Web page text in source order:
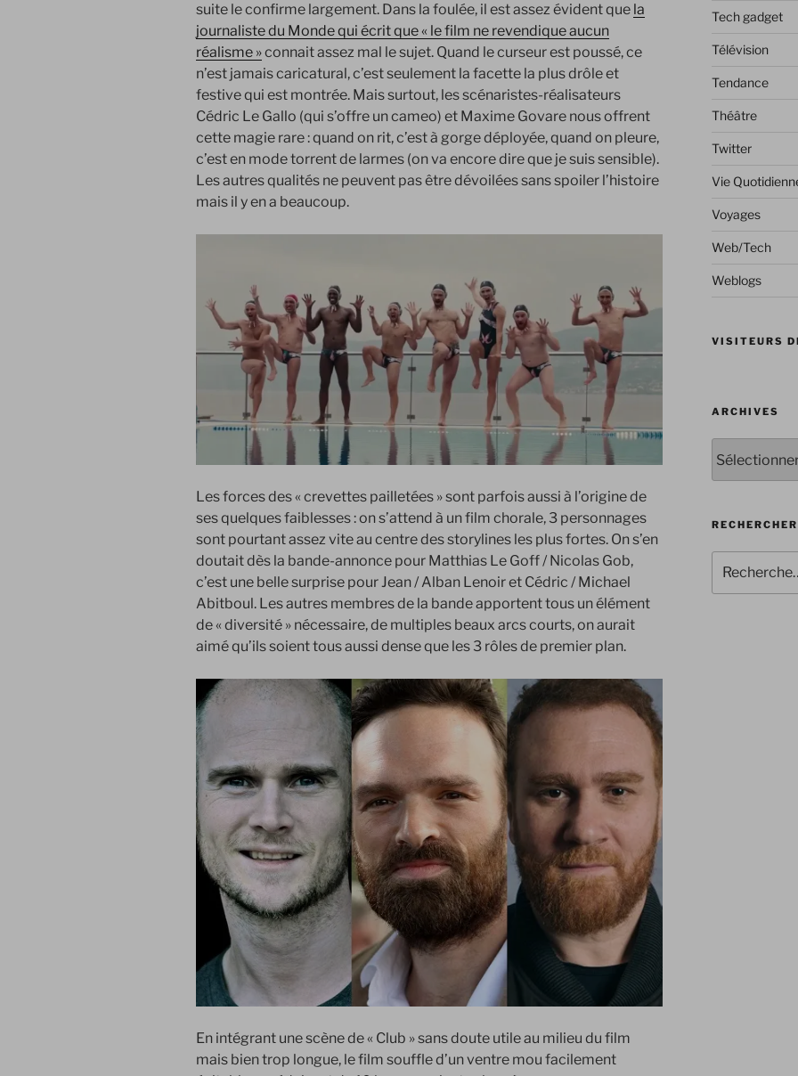
suite le confirme largement. Dans la foulée, il est assez évident que la
journaliste du Monde qui écrit que « le film ne revendique aucun
réalisme »connait assez mal le sujet. Quand le curseur est poussé, ce
n’est jamais caricatural, c’est seulement la facette la plus drôle et
festive qui est montrée. Mais surtout, les scénaristes-réalisateurs
Cédric Le Gallo (qui s’offre un cameo) et Maxime Govare nous offrent
cette magie rare : quand on rit, c’est à gorge déployée, quand on pleure,
c’est en mode torrent de larmes (on va encore dire que je suis sensible).
Les autres qualités ne peuvent pas être dévoilées sans spoiler l’histoire
mais il y en a beaucoup.
Les forces des « crevettes pailletées » sont parfois aussi à l’origine de
ses quelques faiblesses : on s’attend à un film chorale, 3 personnages
sont pourtant assez vite au centre des storylines les plus fortes. On s’en
doutait dès la bande-annonce pour Matthias Le Goff / Nicolas Gob,
c’est une belle surprise pour Jean / Alban Lenoir et Cédric / Michael
Abitboul. Les autres membres de la bande apportent tous un élément
de « diversité » nécessaire, de multiples beaux arcs courts, on aurait
aimé qu’ils soient tous aussi dense que les 3 rôles de premier plan.
En intégrant une scène de « Club » sans doute utile au milieu du film
mais bien trop longue, le film souffle d’un ventre mou facilement
Tech gadget
Télévision
Tendance
Théâtre
Twitter
Vie
Voyages
Web/Tech
Weblogs
VISITEURS
ARCHIVES
pour
: